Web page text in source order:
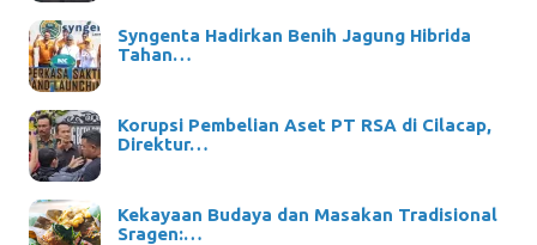
Syngenta Hadirkan Benih Jagung Hibrida
Tahan…
Korupsi Pembelian Aset PT RSA di Cilacap,
Direktur…
Kekayaan Budaya dan Masakan Tradisional
Sragen:…